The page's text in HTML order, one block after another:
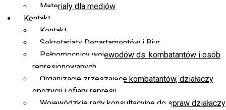
Materiały dla mediów
Kontakt
Kontakt
Sekretariaty Departamentów i Biur
Pełnomocnicy wojewodów ds. kombatantów i osób
represjonowanych
Organizacje zrzeszające kombatantów, działaczy
opozycji i ofiary represji
Wojewódzkie rady konsultacyjne do spraw działaczy